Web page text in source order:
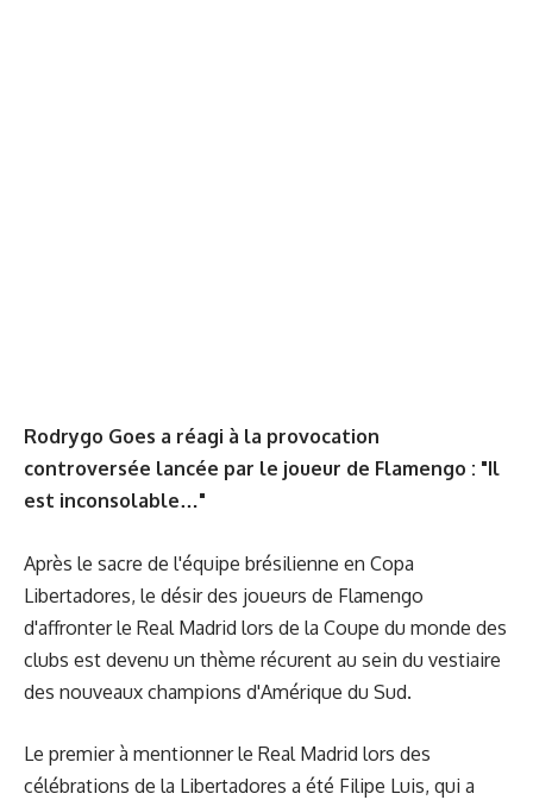
Rodrygo Goes a réagi à la provocation
controversée lancée par le joueur de Flamengo : "Il
est inconsolable…"
Après le sacre de l'équipe brésilienne en Copa
Libertadores, le désir des joueurs de Flamengo
d'affronter le Real Madrid lors de la Coupe du monde des
clubs est devenu un thème récurent au sein du vestiaire
des nouveaux champions d'Amérique du Sud.
Le premier à mentionner le Real Madrid lors des
célébrations de la Libertadores a été Filipe Luis, qui a